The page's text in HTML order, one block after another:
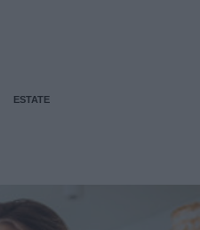
ESTATE